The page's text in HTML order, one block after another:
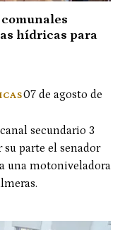
hídricas para
07 de agosto de
secundario 3
su parte el senador
una motoniveladora